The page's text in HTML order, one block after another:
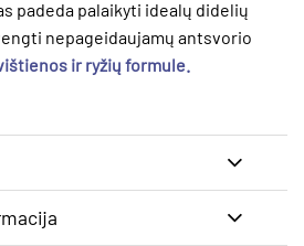
padeda palaikyti idealų didelių
nepageidaujamų antsvorio
ir ryžių formule.